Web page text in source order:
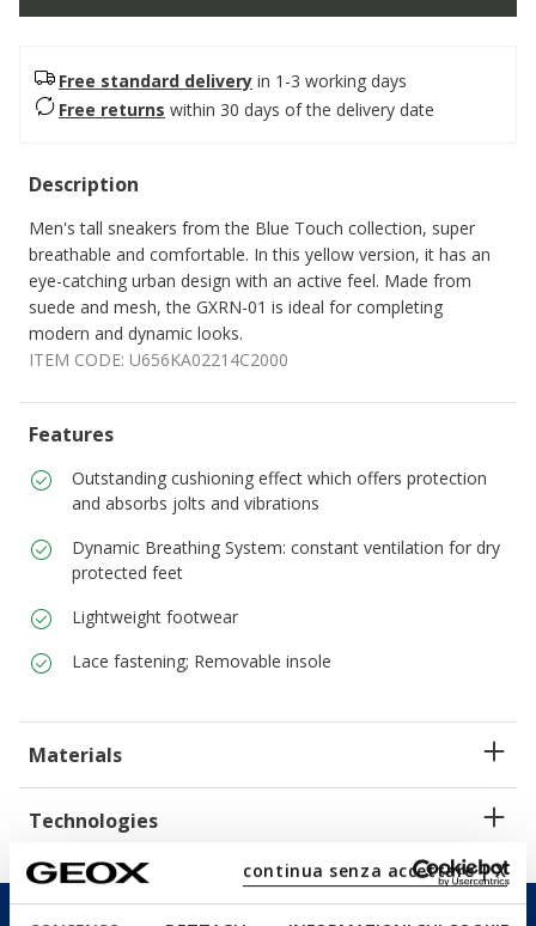
continua senza accettare | X
Free standard delivery in 1-3 working days
Free returns within 30 days of the delivery date
Description
Men's tall sneakers from the Blue Touch collection, super
breathable and comfortable. In this yellow version, it has an
eye-catching urban design with an active feel. Made from
suede and mesh, the GXRN-01 is ideal for completing
modern and dynamic looks.
ITEM CODE: U656KA02214C2000
Features
Outstanding cushioning effect which offers protection
and absorbs jolts and vibrations
Dynamic Breathing System: constant ventilation for dry
protected feet
Lightweight footwear
Lace fastening; Removable insole
Materials
Technologies